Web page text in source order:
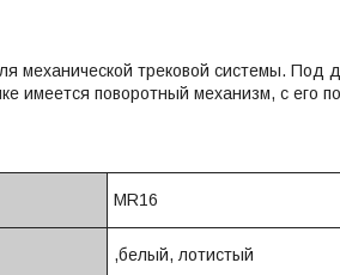
механической трековой системы.
имеется поворотный механизм, с его
MR16
,белый, лотистый